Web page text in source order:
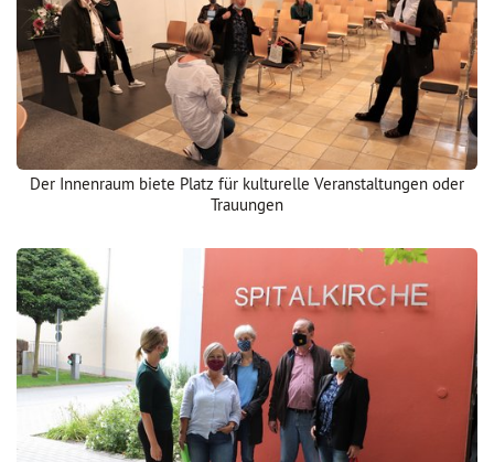
Der Innenraum biete Platz für kulturelle Veranstaltungen oder
Trauungen